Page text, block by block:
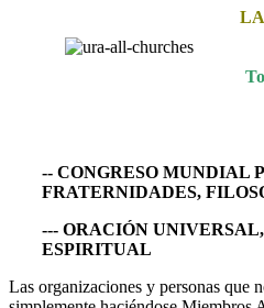
-- CONGRESO MUNDIAL
FRATERNIDADES,
--- ORACIÓN
ESPIRITUAL
Las organizaciones y personas que